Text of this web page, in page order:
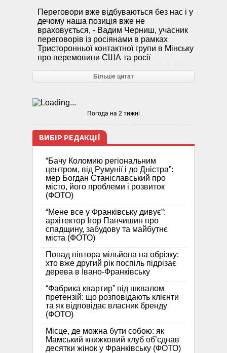
Переговори вже відбуваються без нас і у
дечому наша позиція вже не
враховується, - Вадим Черниш, учасник
переговорів із росіянами в рамках
Тристоронньої контактної групи в Мінську
про перемовини США та росії
Більше цитат
Погода на 2 тижні
ВИБІР РЕДАКЦІЇ
“Бачу Коломию регіональним
центром, від Румунії і до Дністра”:
мер Богдан Станіславський про
місто, його проблеми і розвиток
(ФОТО)
“Мене все у Франківську дивує”:
архітектор Ігор Панчишин про
спадщину, забудову та майбутнє
міста (ФОТО)
Понад півтора мільйона на обрізку:
хто вже другий рік поспіль підрізає
дерева в Івано-Франківську
“Фабрика квартир” під шквалом
претензій: що розповідають клієнти
та як відповідає власник бренду
(ФОТО)
Місце, де можна бути собою: як
Мамський книжковий клуб об’єднав
десятки жінок у Франківську (ФОТО)